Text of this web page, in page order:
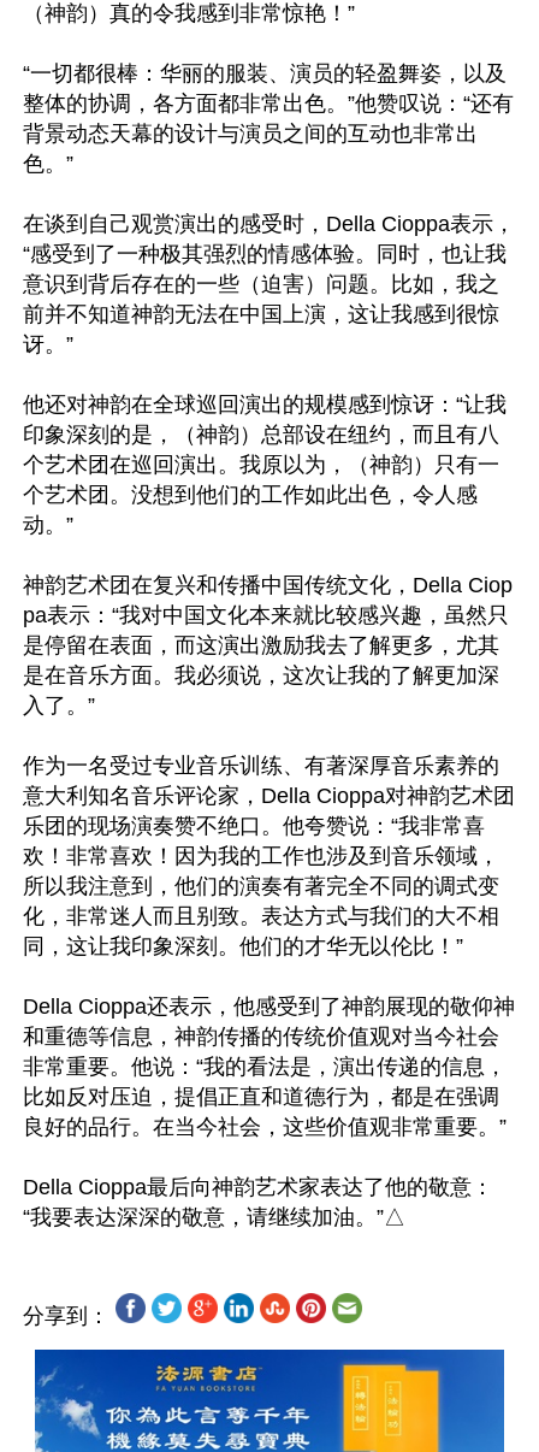
（神韵）真的令我感到非常惊艳！”
“一切都很棒：华丽的服装、演员的轻盈舞姿，以及
整体的协调，各方面都非常出色。”他赞叹说：“还有
背景动态天幕的设计与演员之间的互动也非常出
色。”
在谈到自己观赏演出的感受时，Della Cioppa表示，
“感受到了一种极其强烈的情感体验。同时，也让我
意识到背后存在的一些（迫害）问题。比如，我之
前并不知道神韵无法在中国上演，这让我感到很惊
讶。”
他还对神韵在全球巡回演出的规模感到惊讶：“让我
印象深刻的是，（神韵）总部设在纽约，而且有八
个艺术团在巡回演出。我原以为，（神韵）只有一
个艺术团。没想到他们的工作如此出色，令人感
动。”
神韵艺术团在复兴和传播中国传统文化，Della Ciop
pa表示：“我对中国文化本来就比较感兴趣，虽然只
是停留在表面，而这演出激励我去了解更多，尤其
是在音乐方面。我必须说，这次让我的了解更加深
入了。”
作为一名受过专业音乐训练、有著深厚音乐素养的
意大利知名音乐评论家，Della Cioppa对神韵艺术团
乐团的现场演奏赞不绝口。他夸赞说：“我非常喜
欢！非常喜欢！因为我的工作也涉及到音乐领域，
所以我注意到，他们的演奏有著完全不同的调式变
化，非常迷人而且别致。表达方式与我们的大不相
同，这让我印象深刻。他们的才华无以伦比！”
Della Cioppa还表示，他感受到了神韵展现的敬仰神
和重德等信息，神韵传播的传统价值观对当今社会
非常重要。他说：“我的看法是，演出传递的信息，
比如反对压迫，提倡正直和道德行为，都是在强调
良好的品行。在当今社会，这些价值观非常重要。”
Della Cioppa最后向神韵艺术家表达了他的敬意：
分享到：